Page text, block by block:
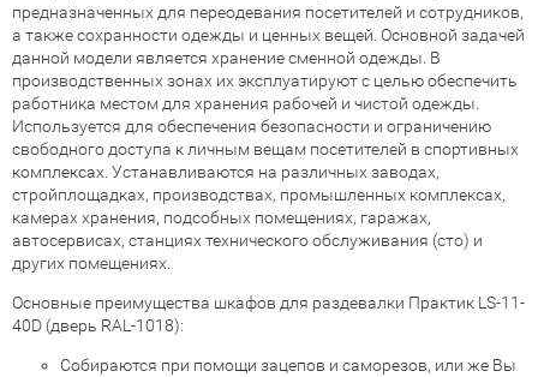
предназначенных для переодевания посетителей и сотрудников,
а также сохранности одежды и ценных вещей. Основной задачей
данной модели является хранение сменной одежды. В
производственных зонах их эксплуатируют с целью обеспечить
работника местом для хранения рабочей и чистой одежды.
Используется для обеспечения безопасности и ограничению
свободного доступа к личным вещам посетителей в спортивных
комплексах. Устанавливаются на различных заводах,
стройплощадках, производствах, промышленных комплексах,
камерах хранения, подсобных помещениях, гаражах,
автосервисах, станциях технического обслуживания (сто) и
других помещениях.
Основные преимущества шкафов для раздевалки Практик LS-11-
40D (дверь RAL-1018):
Собираются при помощи зацепов и саморезов, или же Вы